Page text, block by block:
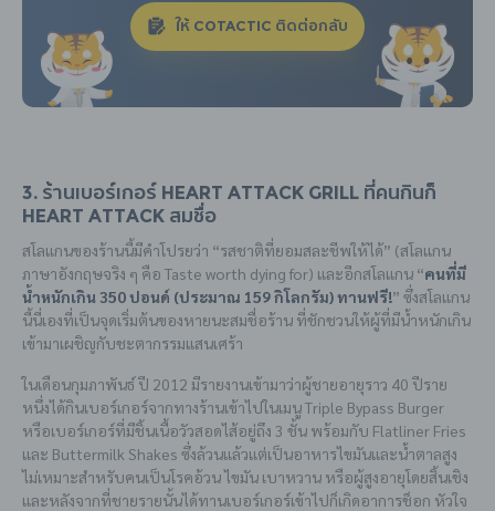
ให้ COTACTIC ติดต่อกลับ
3. ร้านเบอร์เกอร์ Heart Attack Grill ที่คนกินก็
Heart Attack สมชื่อ
สโลแกนของร้านนี้มีคำโปรยว่า “รสชาติที่ยอมสละชีพให้ได้” (สโลแกน
ภาษาอังกฤษจริง ๆ คือ Taste worth dying for) และอีกสโลแกน “คนที่มี
น้ำหนักเกิน 350 ปอนด์ (ประมาณ 159 กิโลกรัม) ทานฟรี!” ซึ่งสโลแกน
นี้นี่เองที่เป็นจุดเริ่มต้นของหายนะสมชื่อร้าน ที่ชักชวนให้ผู้ที่มีน้ำหนักเกิน
เข้ามาเผชิญกับชะตากรรมแสนเศร้า
ในเดือนกุมภาพันธ์ ปี 2012 มีรายงานเข้ามาว่าผู้ชายอายุราว 40 ปีราย
หนึ่งได้กินเบอร์เกอร์จากทางร้านเข้าไปในเมนู Triple Bypass Burger
หรือเบอร์เกอร์ที่มีชิ้นเนื้อวัวสอดไส้อยู่ถึง 3 ชั้น พร้อมกับ Flatliner Fries
และ Buttermilk Shakes ซึ่งล้วนแล้วแต่เป็นอาหารไขมันและน้ำตาลสูง
ไม่เหมาะสำหรับคนเป็นโรคอ้วน ไขมัน เบาหวาน หรือผู้สูงอายุโดยสิ้นเชิง
และหลังจากที่ชายรายนั้นได้ทานเบอร์เกอร์เข้าไปก็เกิดอาการช็อก หัวใจ